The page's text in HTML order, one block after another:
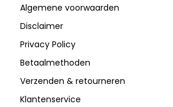
Algemene voorwaarden
Disclaimer
Privacy Policy
Betaalmethoden
Verzenden & retourneren
Klantenservice